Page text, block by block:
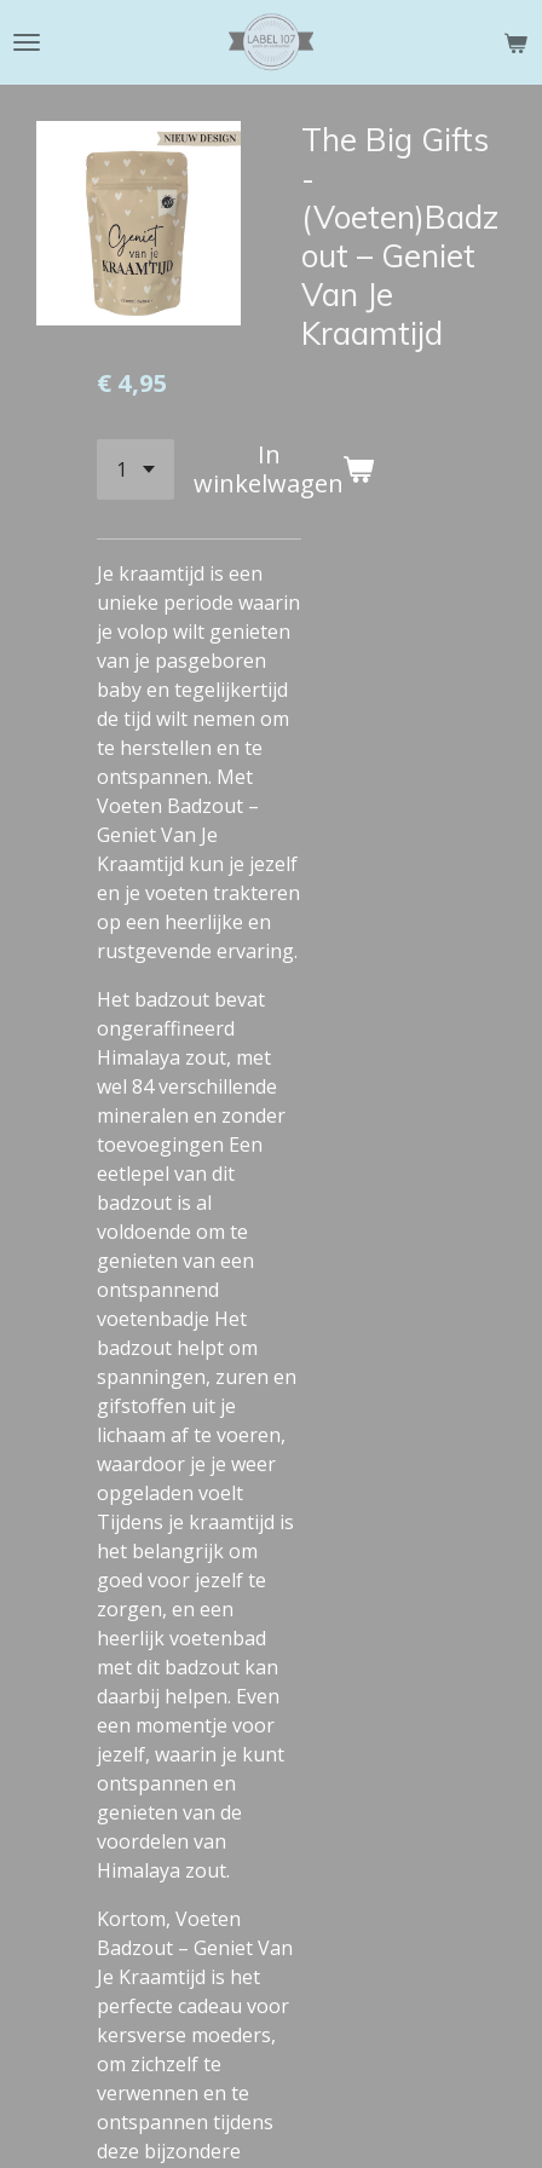
direct
naar
The Big Gifts
-
(Voeten)Badz
out – Geniet
Van Je
Kraamtijd
€ 4,95
In
winkelwagen
Je kraamtijd is een
unieke periode waarin
je volop wilt genieten
van je pasgeboren
baby en tegelijkertijd
de tijd wilt nemen om
te herstellen en te
ontspannen. Met
Voeten Badzout –
Geniet Van Je
Kraamtijd kun je jezelf
en je voeten trakteren
op een heerlijke en
rustgevende ervaring.
Het badzout bevat
ongeraffineerd
Himalaya zout, met
wel 84 verschillende
mineralen en zonder
toevoegingen Een
eetlepel van dit
badzout is al
voldoende om te
genieten van een
ontspannend
voetenbadje Het
badzout helpt om
spanningen, zuren en
gifstoffen uit je
lichaam af te voeren,
waardoor je je weer
opgeladen voelt
Tijdens je kraamtijd is
het belangrijk om
goed voor jezelf te
zorgen, en een
heerlijk voetenbad
met dit badzout kan
daarbij helpen. Even
een momentje voor
jezelf, waarin je kunt
ontspannen en
genieten van de
voordelen van
Himalaya zout.
Kortom, Voeten
Badzout – Geniet Van
Je Kraamtijd is het
perfecte cadeau voor
kersverse moeders,
om zichzelf te
verwennen en te
ontspannen tijdens
deze bijzondere